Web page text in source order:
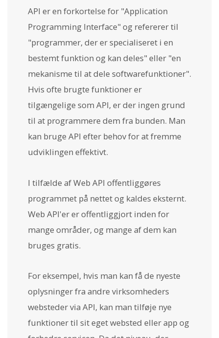
API er en forkortelse for "Application
Programming Interface" og refererer til
"programmer, der er specialiseret i en
bestemt funktion og kan deles" eller "en
mekanisme til at dele softwarefunktioner".
Hvis ofte brugte funktioner er
tilgængelige som API, er der ingen grund
til at programmere dem fra bunden. Man
kan bruge API efter behov for at fremme
udviklingen effektivt.
I tilfælde af Web API offentliggøres
programmet på nettet og kaldes eksternt.
Web API'er er offentliggjort inden for
mange områder, og mange af dem kan
bruges gratis.
For eksempel, hvis man kan få de nyeste
oplysninger fra andre virksomheders
websteder via API, kan man tilføje nye
funktioner til sit eget websted eller app og